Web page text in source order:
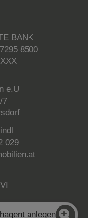
BANK
8500
e.U
7
029
anlegen